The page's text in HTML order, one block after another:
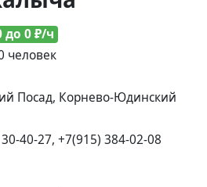
до 0 ₽/ч
человек
Посад, Корнево-Юдинский
40-27, +7(915) 384-02-08